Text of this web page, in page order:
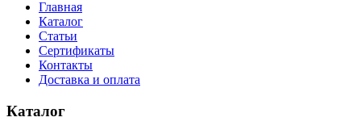
Главная
Каталог
Статьи
Сертификаты
Контакты
Доставка и оплата
Каталог